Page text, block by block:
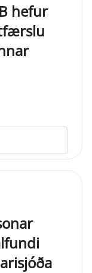
hefur